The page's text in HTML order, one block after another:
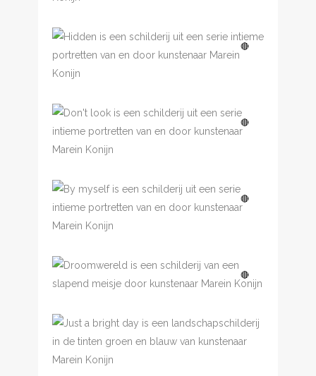
🔴
Hidden
🔴
Don’t look
🔴
By myself
🔴
Droomwereld
Just a bright day